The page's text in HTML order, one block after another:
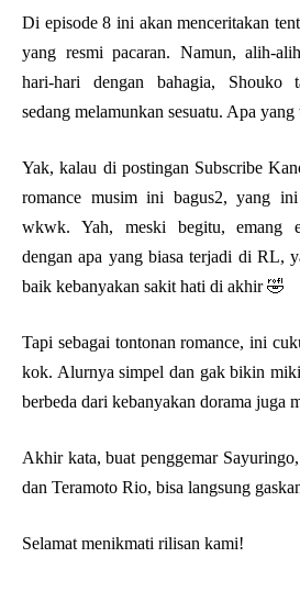
Di episode 8 ini akan menceritakan
yang resmi pacaran. Namun, alih-
hari-hari dengan bahagia, Shouko
sedang melamunkan sesuatu. Apa yang
Yak, kalau di postingan Subscribe
romance musim ini bagus2, yang
wkwk. Yah, meski begitu, emang
dengan apa yang biasa terjadi di RL,
baik kebanyakan sakit hati di akhir 🤣
Tapi sebagai tontonan romance, ini
kok. Alurnya simpel dan gak bikin
berbeda dari kebanyakan dorama juga
Akhir kata, buat penggemar
dan Teramoto Rio, bisa langsung
Selamat menikmati rilisan kami!